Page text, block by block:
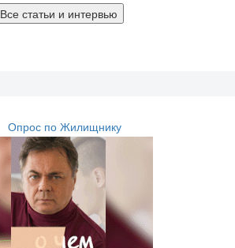
Все статьи и интервью